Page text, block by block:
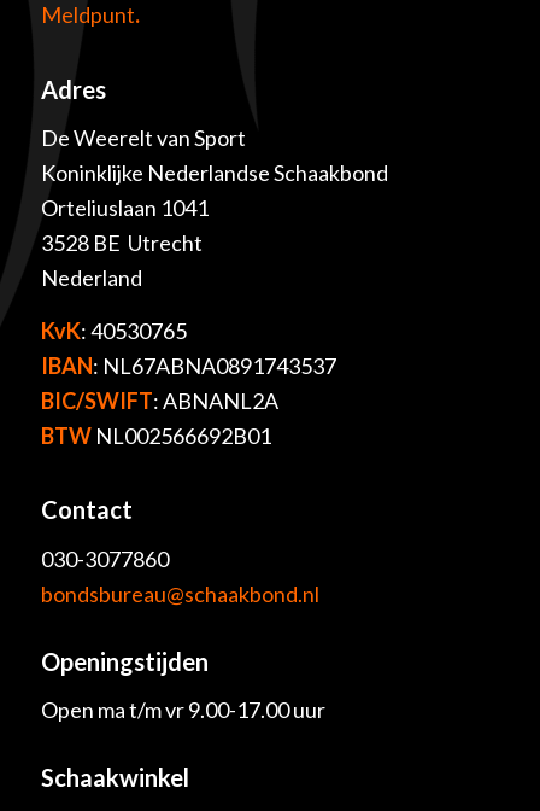
Meldpunt.
Adres
De Weerelt van Sport
Koninklijke Nederlandse Schaakbond
Orteliuslaan 1041
3528 BE Utrecht
Nederland
KvK: 40530765
IBAN: NL67ABNA0891743537
BIC/SWIFT: ABNANL2A
BTWNL002566692B01
Contact
030-3077860
bondsbureau@schaakbond.nl
Openingstijden
Open ma t/m vr 9.00-17.00 uur
Schaakwinkel